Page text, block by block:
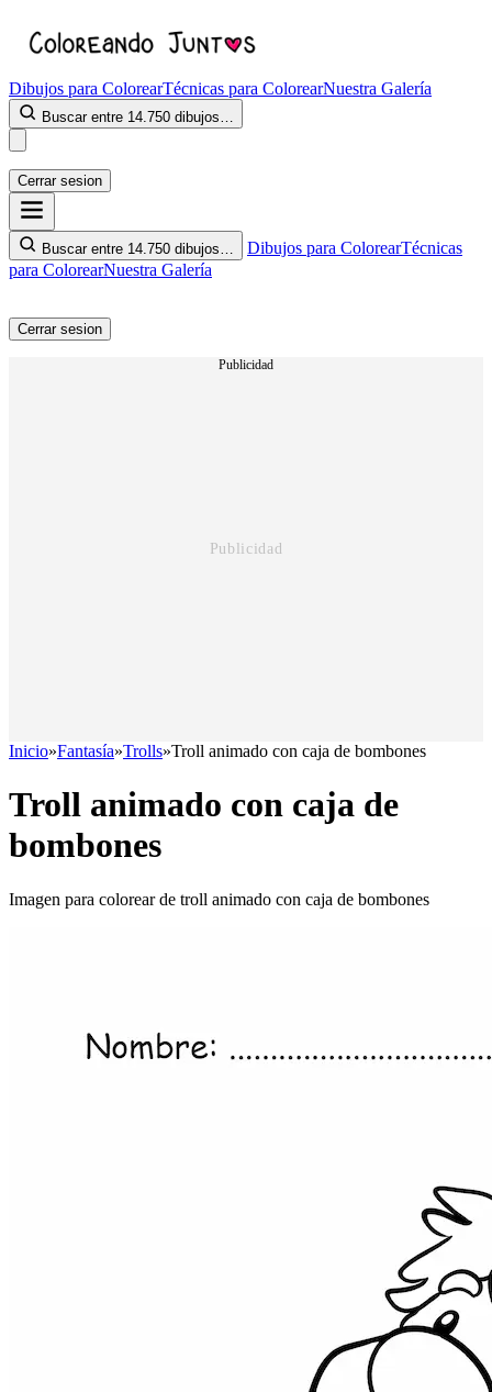
Dibujos para ColorearTécnicas para ColorearNuestra Galería
Buscar entre 14.750 dibujos…
Cerrar sesion
Buscar entre 14.750 dibujos… Dibujos para ColorearTécnicas
para ColorearNuestra Galería
Cerrar sesion
Publicidad
Inicio»Fantasía»Trolls»Troll animado con caja de bombones
Troll animado con caja de
bombones
Imagen para colorear de troll animado con caja de bombones